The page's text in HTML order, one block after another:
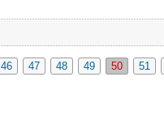
46 47 48 49 50 51